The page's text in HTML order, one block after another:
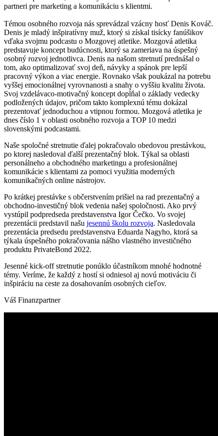
partneri pre marketing a komunikáciu s klientmi.
Témou osobného rozvoja nás sprevádzal vzácny hosť Denis Kováč.
Denis je mladý inšpiratívny muž, ktorý si získal tisícky fanúšikov
vďaka svojmu podcastu o Mozgovej atletike. Mozgová atletika
predstavuje koncept budúcnosti, ktorý sa zameriava na úspešný
osobný rozvoj jednotlivca. Denis na našom stretnutí prednášal o
tom, ako optimalizovať svoj deň, návyky a spánok pre lepší
pracovný výkon a viac energie. Rovnako však poukázal na potrebu
vyššej emocionálnej vyrovnanosti a snahy o vyššiu kvalitu života.
Svoj vzdelávaco-motivačný koncept dopĺňal o základy vedecky
podložených údajov, pričom takto komplexnú tému dokázal
prezentovať jednoduchou a vtipnou formou. Mozgová atletika je
dnes číslo 1 v oblasti osobného rozvoja a TOP 10 medzi
slovenskými podcastami.
Naše spoločné stretnutie ďalej pokračovalo obedovou prestávkou,
po ktorej nasledoval ďalší prezentačný blok. Týkal sa oblasti
personálneho a obchodného marketingu a profesionálnej
komunikácie s klientami za pomoci využitia moderných
komunikačných online nástrojov.
Po krátkej prestávke s občerstvením prišiel na rad prezentačný a
obchodno-investičný blok vedenia našej spoločnosti. Ako prvý
vystúpil podpredseda predstavenstva Igor Čečko. Vo svojej
prezentácii predstavil našu jesennú školu rozvoja. Nasledovala
prezentácia predsedu predstavenstva Eduarda Nagyho, ktorá sa
týkala úspešného pokračovania nášho vlastného investičného
produktu PrivateBond 2022.
Jesenné kick-off stretnutie ponúklo účastníkom mnohé hodnotné
témy. Veríme, že každý z hostí si odniesol aj novú motiváciu či
inšpiráciu na ceste za dosahovaním osobných cieľov.
Váš Finanzpartner